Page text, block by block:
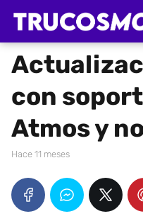
con
Atmos y
hace 11 meses